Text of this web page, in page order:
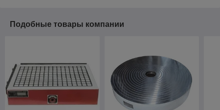
Подобные товары компании